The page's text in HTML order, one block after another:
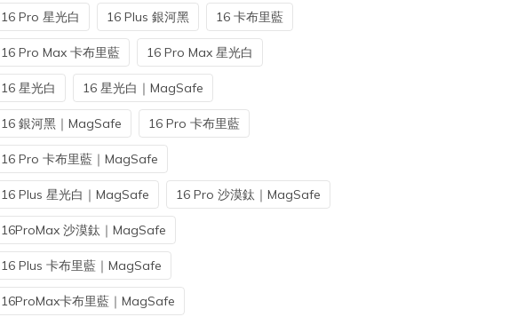
16 Pro 星光白 16 Plus 銀河黑 16 卡布里藍
16 Pro Max 卡布里藍 16 Pro Max 星光白
16 星光白 16 星光白｜MagSafe
16 銀河黑｜MagSafe 16 Pro 卡布里藍
16 Pro 卡布里藍｜MagSafe
16 Plus 星光白｜MagSafe 16 Pro 沙漠鈦｜MagSafe
16ProMax 沙漠鈦｜MagSafe
16 Plus 卡布里藍｜MagSafe
16ProMax卡布里藍｜MagSafe